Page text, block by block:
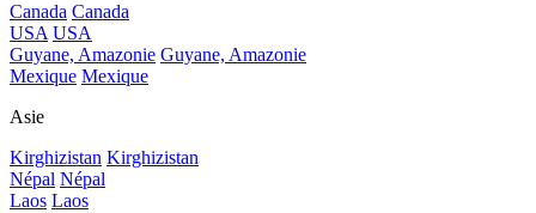
Canada Canada
USA USA
Guyane, Amazonie Guyane, Amazonie
Mexique Mexique
Asie
Kirghizistan Kirghizistan
Népal Népal
Laos Laos